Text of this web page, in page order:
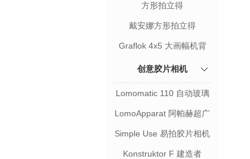
方形拍立得
戴安娜方形拍立得
Graflok 4x5 大画幅机背
创意胶片相机
Lomomatic 110 自动玻璃
镜头胶片相机
LomoApparat 阿帕赫超广
角胶片相机
Simple Use 易拍胶片相机
Konstruktor F 建造者